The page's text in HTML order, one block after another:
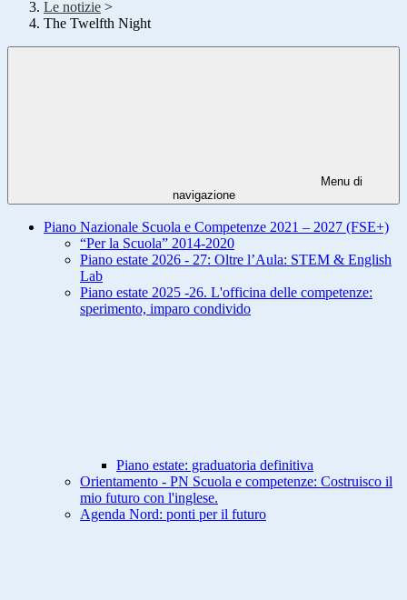
Le notizie >
The Twelfth Night
Menu di
navigazione
Piano Nazionale Scuola e Competenze 2021 – 2027 (FSE+)
“Per la Scuola” 2014-2020
Piano estate 2026 - 27: Oltre l’Aula: STEM & English
Lab
Piano estate 2025 -26. L'officina delle competenze:
sperimento, imparo condivido
Piano estate: graduatoria definitiva
Orientamento - PN Scuola e competenze: Costruisco il
mio futuro con l'inglese.
Agenda Nord: ponti per il futuro